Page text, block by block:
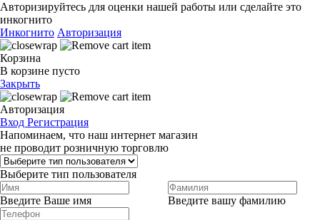
Авторизируйтесь для оценки нашей работы или сделайте это
инкогнито
Инкогнито Авторизация
Корзина
В корзине пусто
Закрыть
Авторизация
Вход Регистрация
Напоминаем, что наш интернет магазин
не проводит розничную торговлю
Выберите тип пользователя
Введите Ваше имя Введите вашу фамилию